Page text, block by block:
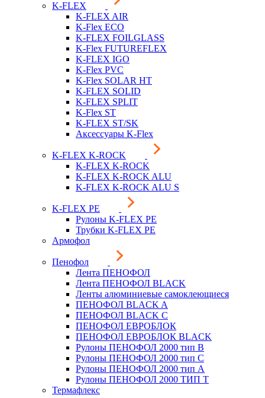
K-FLEX
K-FLEX AIR
K-Flex ECO
K-FLEX FOILGLASS
K-Flex FUTUREFLEX
K-FLEX IGO
K-Flex PVC
K-Flex SOLAR HT
K-FLEX SOLID
K-FLEX SPLIT
K-Flex ST
K-FLEX ST/SK
Аксессуары K-Flex
K-FLEX K-ROCK
K-FLEX K-ROCK
K-FLEX K-ROCK ALU
K-FLEX K-ROCK ALU S
K-FLEX PE
Рулоны K-FLEX PE
Трубки K-FLEX PE
Армофол
Пенофол
Лента ПЕНОФОЛ
Лента ПЕНОФОЛ BLACK
Ленты алюминиевые самоклеющиеся
ПЕНОФОЛ BLACK A
ПЕНОФОЛ BLACK С
ПЕНОФОЛ ЕВРОБЛОК
ПЕНОФОЛ ЕВРОБЛОК BLACK
Рулоны ПЕНОФОЛ 2000 тип B
Рулоны ПЕНОФОЛ 2000 тип C
Рулоны ПЕНОФОЛ 2000 тип А
Рулоны ПЕНОФОЛ 2000 ТИП Т
Термафлекс